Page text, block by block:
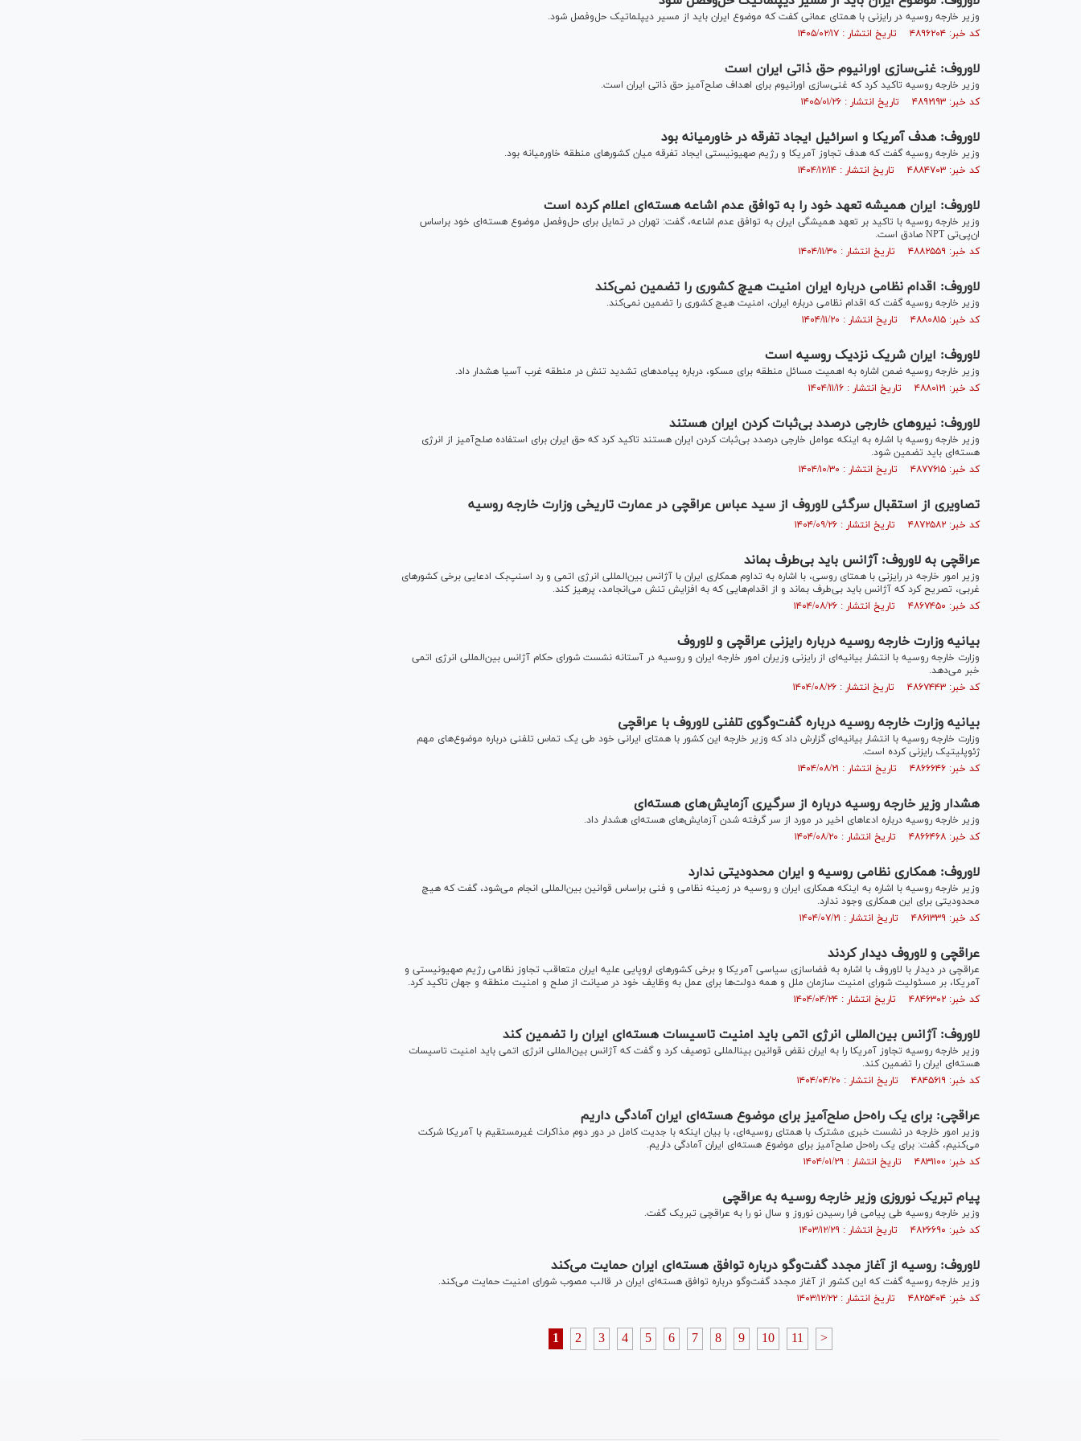
وزیر خارجه روسیه در رایزنی با همتای عمانی کفت که موضوع ایران باید از مسیر دیپلماتیک حل‌وفصل شود.
کد خبر: ۴۸۹۶۲۰۴ تاریخ انتشار : ۱۴۰۵/۰۲/۱۷
لاوروف: غنی‌سازی اورانیوم حق ذاتی ایران است
وزیر خارجه روسیه تاکید کرد که غنی‌سازی اورانیوم برای اهداف صلح‌آمیز حق ذاتی ایران است.
کد خبر: ۴۸۹۲۱۹۳ تاریخ انتشار : ۱۴۰۵/۰۱/۲۶
لاوروف: هدف آمریکا و اسرائیل ایجاد تفرقه در خاورمیانه بود
وزیر خارجه روسیه گفت که هدف تجاوز آمریکا و رژیم صهیونیستی ایجاد تفرقه میان کشورهای منطقه خاورمیانه بود.
کد خبر: ۴۸۸۴۷۰۳ تاریخ انتشار : ۱۴۰۴/۱۲/۱۴
لاوروف: ایران همیشه تعهد خود را به توافق عدم اشاعه هسته‌ای اعلام کرده است
وزیر خارجه روسیه با تاکید بر تعهد همیشگی ایران به توافق عدم اشاعه، گفت: تهران در تمایل برای حل‌وفصل موضوع هسته‌ای خود براساس
ان‌پی‌تی NPT صادق است.
کد خبر: ۴۸۸۲۵۵۹ تاریخ انتشار : ۱۴۰۴/۱۱/۳۰
لاوروف: اقدام نظامی درباره ایران امنیت هیچ کشوری را تضمین نمی‌کند
وزیر خارجه روسیه گفت که اقدام نظامی درباره ایران، امنیت هیچ کشوری را تضمین نمی‌کند.
کد خبر: ۴۸۸۰۸۱۵ تاریخ انتشار : ۱۴۰۴/۱۱/۲۰
لاوروف: ایران شریک نزدیک روسیه است
وزیر خارجه روسیه ضمن اشاره به اهمیت مسائل منطقه برای مسکو، درباره پیامد‌های تشدید تنش در منطقه غرب آسیا هشدار داد.
کد خبر: ۴۸۸۰۱۲۱ تاریخ انتشار : ۱۴۰۴/۱۱/۱۶
لاوروف: نیروهای خارجی درصدد بی‌ثبات کردن ایران هستند
وزیر خارجه روسیه با اشاره به اینکه عوامل خارجی درصدد بی‌ثبات کردن ایران هستند تاکید کرد که حق ایران برای استفاده صلح‌آمیز از انرژی
هسته‌ای باید تضمین شود.
کد خبر: ۴۸۷۷۶۱۵ تاریخ انتشار : ۱۴۰۴/۱۰/۳۰
تصاویری از استقبال سرگئی لاوروف از سید عباس عراقچی در عمارت تاریخی وزارت خارجه روسیه
کد خبر: ۴۸۷۲۵۸۲ تاریخ انتشار : ۱۴۰۴/۰۹/۲۶
عراقچی به لاوروف: آژانس باید بی‌طرف بماند
وزیر امور خارجه در رایزنی با همتای روسی، با اشاره به تداوم همکاری ایران با آژانس بین‌المللی انرژی اتمی و رد اسنپ‌بک ادعایی برخی کشور‌های
غربی، تصریح کرد که آژانس باید بی‌طرف بماند و از اقدام‌هایی که به افزایش تنش می‌انجامد، پرهیز کند.
کد خبر: ۴۸۶۷۴۵۰ تاریخ انتشار : ۱۴۰۴/۰۸/۲۶
بیانیه وزارت خارجه روسیه درباره رایزنی عراقچی و لاوروف
وزارت خارجه روسیه با انتشار بیانیه‌ای از رایزنی وزیران امور خارجه ایران و روسیه در آستانه نشست شورای حکام آژانس بین‌المللی انرژی اتمی
خبر می‌دهد.
کد خبر: ۴۸۶۷۴۴۳ تاریخ انتشار : ۱۴۰۴/۰۸/۲۶
بیانیه وزارت خارجه روسیه درباره گفت‌وگوی تلفنی لاوروف با عراقچی
وزارت خارجه روسیه با انتشار بیانیه‌ای گزارش داد که وزیر خارجه این کشور با همتای ایرانی خود طی یک تماس تلفنی درباره موضوع‌های مهم
ژئوپلیتیک رایزنی کرده است.
کد خبر: ۴۸۶۶۶۴۶ تاریخ انتشار : ۱۴۰۴/۰۸/۲۱
هشدار وزیر خارجه روسیه درباره از سرگیری آزمایش‌های هسته‌ای
وزیر خارجه روسیه درباره ادعا‌های اخیر در مورد از سر گرفته شدن آزمایش‌های هسته‌ای هشدار داد.
کد خبر: ۴۸۶۶۴۶۸ تاریخ انتشار : ۱۴۰۴/۰۸/۲۰
لاوروف: همکاری نظامی روسیه و ایران محدودیتی ندارد
وزیر خارجه روسیه با اشاره به اینکه همکاری ایران و روسیه در زمینه نظامی و فنی براساس قوانین بین‌المللی انجام می‌شود، گفت که هیچ
محدودیتی برای این همکاری وجود ندارد.
کد خبر: ۴۸۶۱۳۳۹ تاریخ انتشار : ۱۴۰۴/۰۷/۲۱
عراقچی و لاوروف دیدار کردند
عراقچی در دیدار با لاوروف با اشاره به فضاسازی سیاسی آمریکا و برخی کشورهای اروپایی علیه ایران متعاقب تجاوز نظامی رژیم صهیونیستی و
آمریکا، بر مسئولیت شورای امنیت سازمان ملل و همه دولت‌ها برای عمل به وظایف خود در صیانت از صلح و امنیت منطقه و جهان تاکید کرد.
کد خبر: ۴۸۴۶۳۰۲ تاریخ انتشار : ۱۴۰۴/۰۴/۲۴
لاوروف: آژانس بین‌المللی انرژی اتمی باید امنیت تاسیسات هسته‌ای ایران را تضمین کند
وزیر خارجه روسیه تجاوز آمریکا را به ایران نقض قوانین بین‎المللی توصیف کرد و گفت که آژانس بین‌المللی انرژی اتمی باید امنیت تاسیسات
هسته‌ای ایران را تضمین کند.
کد خبر: ۴۸۴۵۶۱۹ تاریخ انتشار : ۱۴۰۴/۰۴/۲۰
عراقچی: برای یک راه‌حل صلح‌آمیز برای موضوع هسته‌ای ایران آمادگی داریم
وزیر امور خارجه در نشست خبری مشترک با همتای روسیه‌ای، با بیان اینکه با جدیت کامل در دور دوم مذاکرات غیرمستقیم با آمریکا شرکت
می‌کنیم، گفت: برای یک راه‌حل صلح‌آمیز برای موضوع هسته‌ای ایران آمادگی داریم.
کد خبر: ۴۸۳۱۱۰۰ تاریخ انتشار : ۱۴۰۴/۰۱/۲۹
پیام تبریک نوروزی وزیر خارجه روسیه به عراقچی
وزیر خارجه روسیه طی پیامی فرا رسیدن نوروز و سال نو را به عراقچی تبریک گفت.
کد خبر: ۴۸۲۶۶۹۰ تاریخ انتشار : ۱۴۰۳/۱۲/۲۹
لاوروف: روسیه از آغاز مجدد گفت‌و‌گو درباره توافق هسته‌ای ایران حمایت می‌کند
وزیر خارجه روسیه گفت که این کشور از آغاز مجدد گفت‌و‌گو درباره توافق هسته‌ای ایران در قالب مصوب شورای امنیت حمایت می‌کند.
کد خبر: ۴۸۲۵۴۰۴ تاریخ انتشار : ۱۴۰۳/۱۲/۲۲
1 2 3 4 5 6 7 8 9 10 11 >